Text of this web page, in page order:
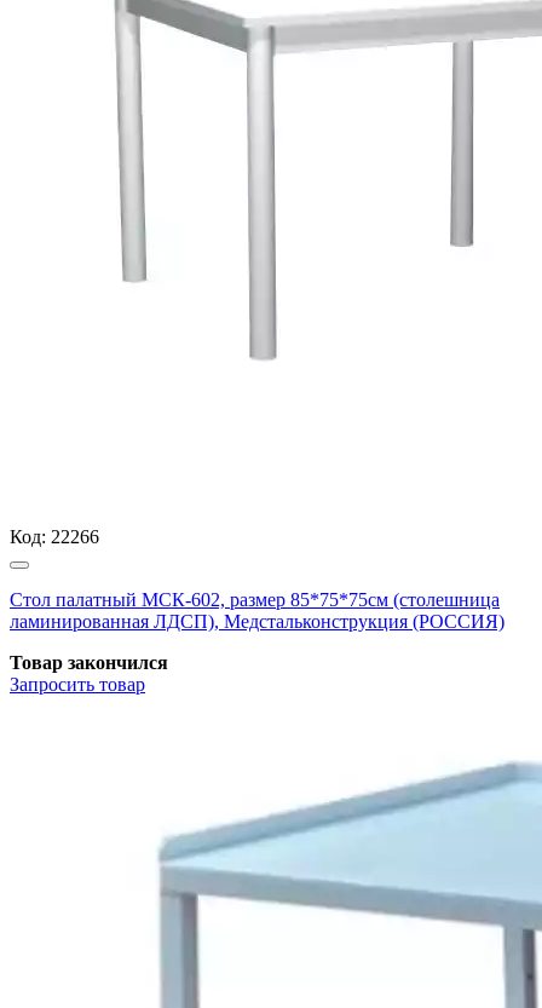
Код: 22266
Стол палатный МСК-602, размер 85*75*75см (столешница
ламинированная ЛДСП), Медстальконструкция (РОССИЯ)
Товар закончился
Запросить товар